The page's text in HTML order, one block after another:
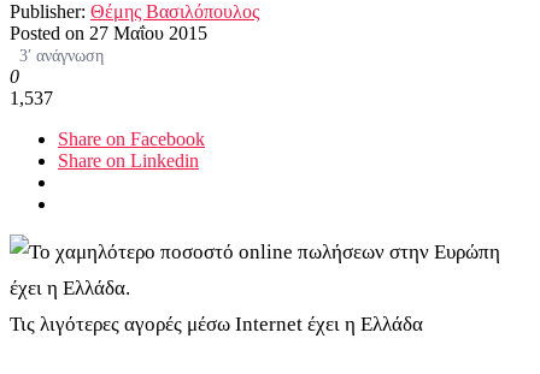
Publisher: Θέμης Βασιλόπουλος
Posted on 27 Μαΐου 2015
3′ ανάγνωση
0
1,537
Share on Facebook
Share on Linkedin
Τις λιγότερες αγορές μέσω Internet έχει η Ελλάδα